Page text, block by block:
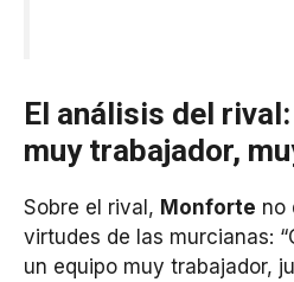
El análisis del
muy trabajador,
Sobre el rival, Monforte no
virtudes de las murcianas:
un equipo muy trabajador,